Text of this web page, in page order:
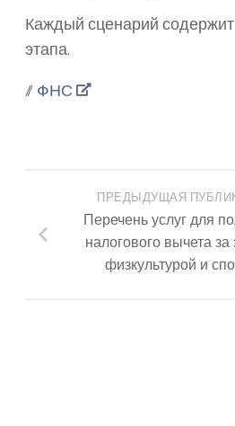
Каждый сценарий
этапа.
//ФНС
ПРЕДЫДУЩАЯ
Перечень услуг для
налогового вычета за
физкультурой и